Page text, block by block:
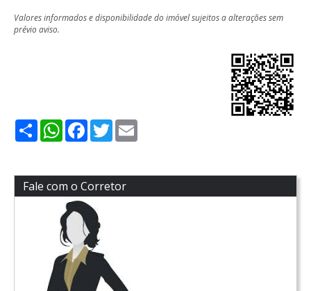
Valores informados e disponibilidade do imóvel sujeitos a alterações sem
prévio aviso.
ShareWhatsApp
Facebook
Twitter
Fale com o Corretor